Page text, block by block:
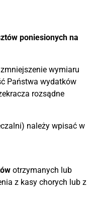
poniesionych na
wymiaru
Państwa wydatków
rozsądne
należy wpisać w
otrzymanych lub
z kasy chorych lub z